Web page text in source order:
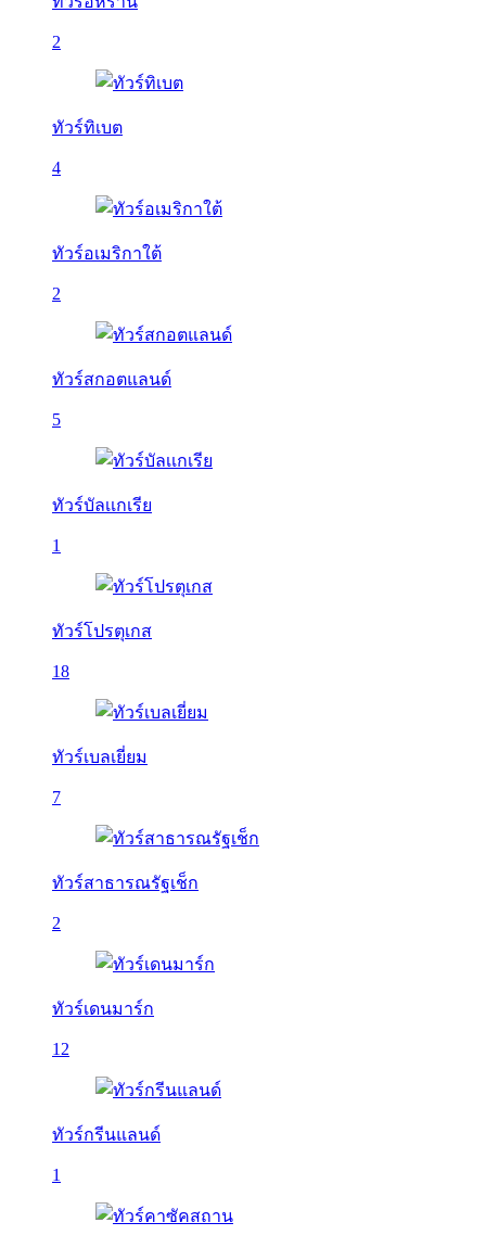
2
ทัวร์ทิเบต
4
ทัวร์อเมริกาใต้
2
ทัวร์สกอตแลนด์
5
ทัวร์บัลเเกเรีย
1
ทัวร์โปรตุเกส
18
ทัวร์เบลเยี่ยม
7
ทัวร์สาธารณรัฐเช็ก
2
ทัวร์เดนมาร์ก
12
ทัวร์กรีนแลนด์
1